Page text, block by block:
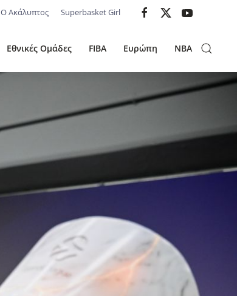
Ο Ακάλυπτος Superbasket Girl
Εθνικές Ομάδες FIBA Ευρώπη NBA